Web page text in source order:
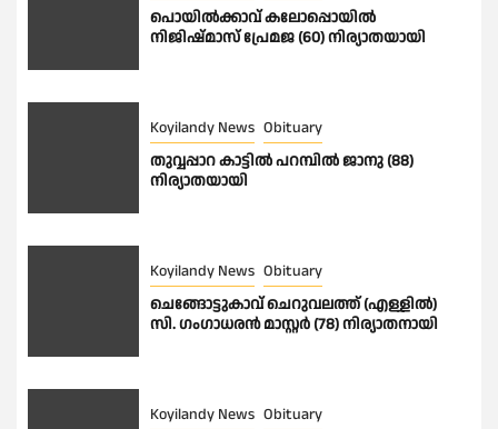
പൊയിൽക്കാവ് കലോപ്പൊയിൽ
നിജിഷ്മാസ് പ്രേമജ (60) നിര്യാതയായി
Koyilandy News Obituary
തുവ്വപ്പാറ കാട്ടിൽ പറമ്പിൽ ജാനു (88)
നിര്യാതയായി
Koyilandy News Obituary
ചെങ്ങോട്ടുകാവ് ചെറുവലത്ത് (എള്ളിൽ)
സി. ഗംഗാധരൻ മാസ്റ്റർ (78) നിര്യാതനായി
Koyilandy News Obituary